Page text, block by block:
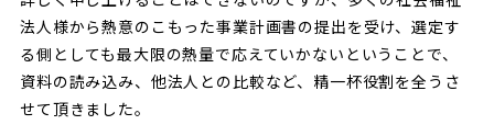
法人様から熱意のこもった事業計画書の提出を受け、選定す
る側としても最大限の熱量で応えていかないということで、
資料の読み込み、他法人との比較など、精一杯役割を全うさ
せて頂きました。